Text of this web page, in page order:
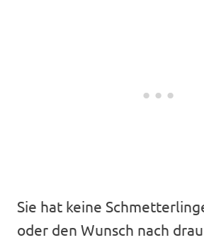
Sie hat keine
oder den Wunsch nach